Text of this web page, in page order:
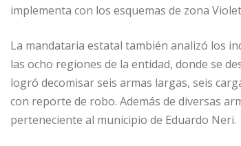
implementa con los esquemas de zona
La mandataria estatal también analizó los
las ocho regiones de la entidad, donde se
logró decomisar seis armas largas, seis
con reporte de robo. Además de diversas
perteneciente al municipio de Eduardo Neri.